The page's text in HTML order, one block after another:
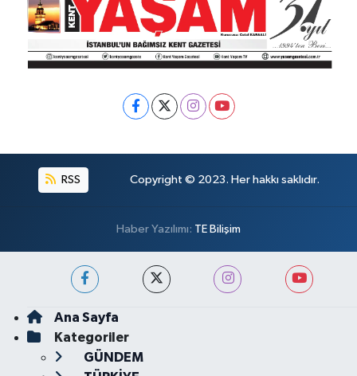
RSS Copyright © 2023. Her hakkı saklıdır.
Haber Yazılımı: TE Bilişim
Ana Sayfa
Kategoriler
GÜNDEM